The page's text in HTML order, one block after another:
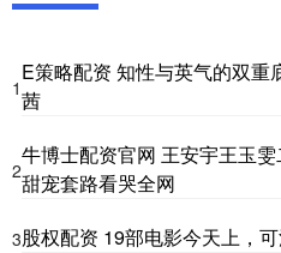
1
E策略配资 知性与英气的双
茜
2
牛博士配资官网 王安宇王玉
甜宠套路看哭全网
3股权配资 19部电影今天上，